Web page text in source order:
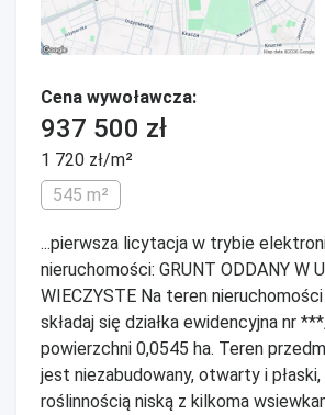
Cena wywoławcza:
937 500 zł
1 720 zł/m²
545 m²
...pierwsza licytacja w trybie
nieruchomości: GRUNT ODDANY W
WIECZYSTE Na teren
składaj się działka ewidencyjna nr
powierzchni 0,0545 ha. Teren
jest niezabudowany, otwarty i
roślinnością niską z kilkoma